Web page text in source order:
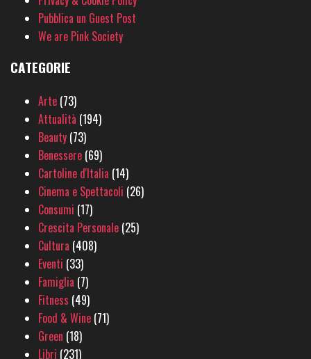
Pubblica un Guest Post
We are Pink Society
CATEGORIE
Arte (73)
Attualità (194)
Beauty (73)
Benessere (69)
Cartoline d'Italia (14)
Cinema e Spettacoli (26)
Consumi (17)
Crescita Personale (25)
Cultura (408)
Eventi (33)
Famiglia (7)
Fitness (49)
Food & Wine (71)
Green (18)
Libri (231)